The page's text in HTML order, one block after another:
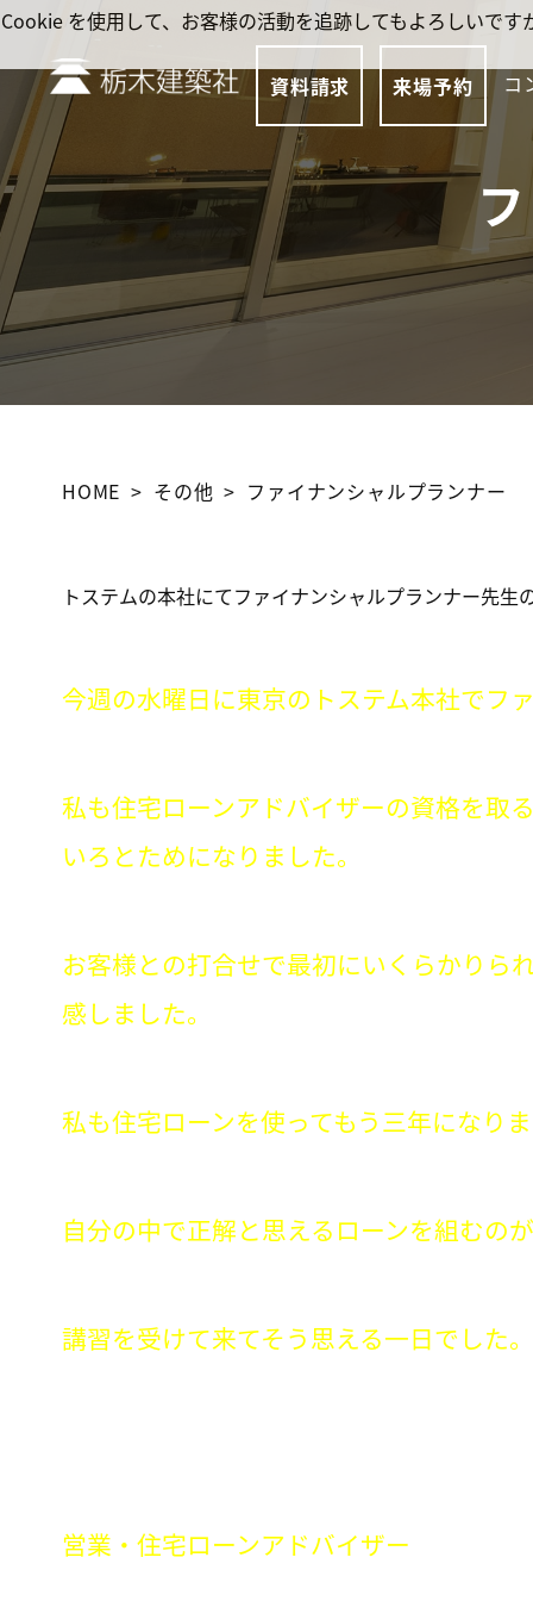
資料請求 来場予約 コ
HOME その他 ファイナンシャルプランナー
トステムの本社にてファイナンシャルプランナー先生
今週の水曜日に東京のトステム本社でフ
私も住宅ローンアドバイザーの資格を取
いろとためになりました。
お客様との打合せで最初にいくらかりら
感しました。
私も住宅ローンを使ってもう三年になり
自分の中で正解と思えるローンを組むの
講習を受けて来てそう思える一日でした。
営業・住宅ローンアドバイザー
Cookie を使用して、お客様の活動を追跡してもよろしいで